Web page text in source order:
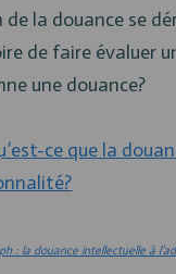
la douance se
de faire évaluer
une douance?
ce que la
: la douance intellectuelle à